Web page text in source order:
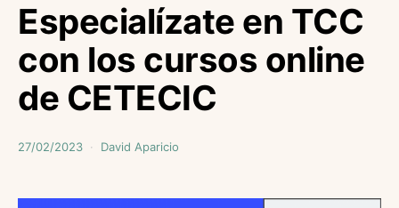
Especialízate en TCC
con los cursos online
de CETECIC
27/02/2023 David Aparicio